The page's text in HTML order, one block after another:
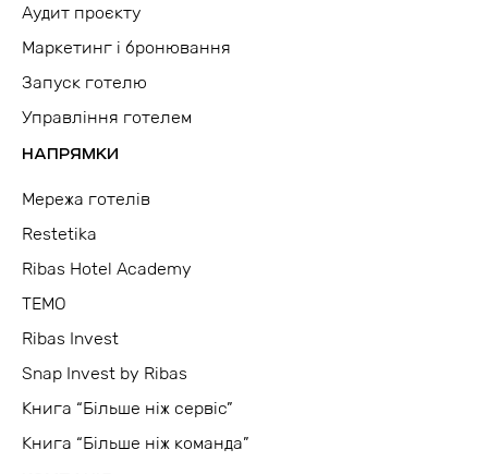
Аудит проєкту
Маркетинг і бронювання
Запуск готелю
Управління готелем
НАПРЯМКИ
Мережа готелів
Restetika
Ribas Hotel Academy
TEMO
Ribas Invest
Snap Invest by Ribas
Книга “Більше ніж сервіс”
Книга “Більше ніж команда”